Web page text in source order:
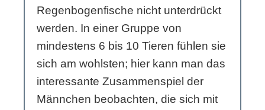
Regenbogenfische nicht unterdrückt
werden. In einer Gruppe von
mindestens 6 bis 10 Tieren fühlen sie
sich am wohlsten; hier kann man das
interessante Zusammenspiel der
Männchen beobachten, die sich mit